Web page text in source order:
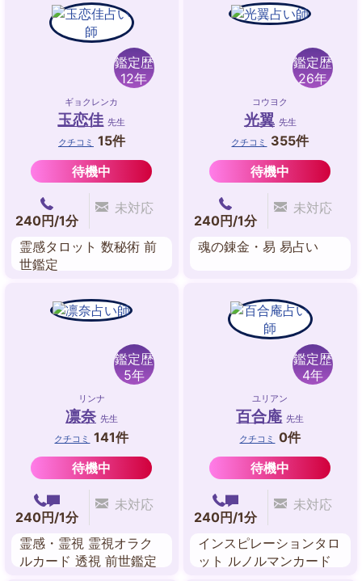
ピリチュアル
シー パワーストーンリ
ーディング
鑑定歴
12年
ギョクレンカ
玉恋佳 先生
クチコミ 15件
待機中
240円/1分
未対応
霊感タロット 数秘術 前
世鑑定
鑑定歴
26年
コウヨク
光翼 先生
クチコミ
355件
待機中
240円/1分
未対応
魂の錬金・易 易占い
鑑定歴
5年
リンナ
凛奈 先生
クチコミ
141件
待機中
240円/1分
未対応
霊感・霊視 霊視オラク
ルカード 透視 前世鑑定
鑑定歴
4年
ユリアン
百合庵 先生
クチコミ
0件
待機中
240円/1分
未対応
インスピレーションタロ
ット ルノルマンカード